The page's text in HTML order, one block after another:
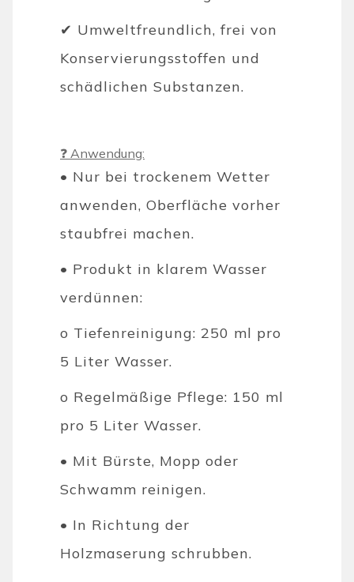
✔ Umweltfreundlich, frei von
Konservierungsstoffen und
schädlichen Substanzen.
❓ Anwendung:
• Nur bei trockenem Wetter
anwenden, Oberfläche vorher
staubfrei machen.
• Produkt in klarem Wasser
verdünnen:
o Tiefenreinigung: 250 ml pro
5 Liter Wasser.
o Regelmäßige Pflege: 150 ml
pro 5 Liter Wasser.
• Mit Bürste, Mopp oder
Schwamm reinigen.
• In Richtung der
Holzmaserung schrubben.